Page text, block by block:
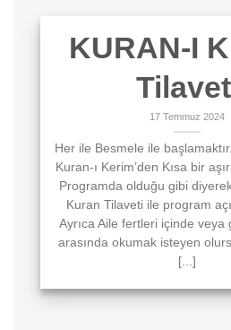
KURAN-I
17 Temmuz 2024
Her ile Besmele ile başlamaktır.
Kuran-ı Kerim’den Kısa bir
Programda olduğu gibi
Kuran Tilaveti ile program
Ayrıca Aile fertleri içinde veya
arasında okumak isteyen
[...]